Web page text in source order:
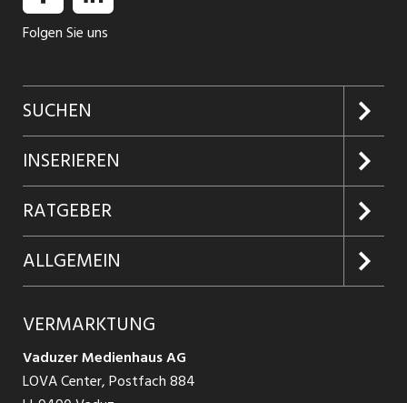
Folgen Sie uns
SUCHEN
Jobs suchen
Jobabo
Firmen entdecken
Jobs in Graubünden
Jobs in St. Gallen
Jobs in Glarus
INSERIEREN
Kundenlogin
Inserieren
Produkte
Schnittstelle
RATGEBER
Glossar
Ratgeber Bewerbung / Rekrutierung
ALLGEMEIN
AGB
Datenschutzbestimmungen
VERMARKTUNG
Vaduzer Medienhaus AG
LOVA Center, Postfach 884